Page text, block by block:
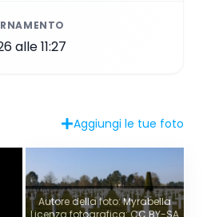
alle 11:27
Aggiungi le tue foto
Autore della foto: Myrabella
Licenza fotografica: CC BY-SA